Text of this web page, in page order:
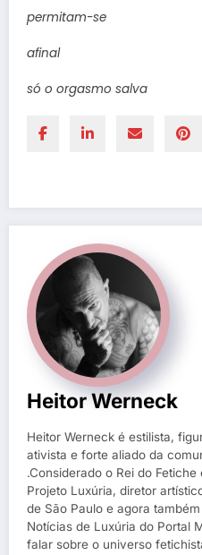
permitam-se
afinal
só o orgasmo salva
Heitor Werneck
Heitor Werneck é estilista,
ativista e forte aliado da
.Considerado o Rei do
Projeto Luxúria, diretor
de São Paulo e agora
Notícias de Luxúria do Portal
falar sobre o universo